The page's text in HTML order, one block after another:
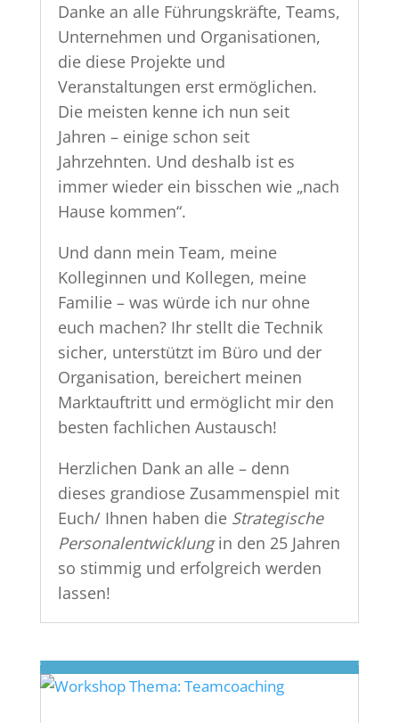
Danke an alle Führungskräfte, Teams,
Unternehmen und Organisationen,
die diese Projekte und
Veranstaltungen erst ermöglichen.
Die meisten kenne ich nun seit
Jahren – einige schon seit
Jahrzehnten. Und deshalb ist es
immer wieder ein bisschen wie „nach
Hause kommen“.
Und dann mein Team, meine
Kolleginnen und Kollegen, meine
Familie – was würde ich nur ohne
euch machen? Ihr stellt die Technik
sicher, unterstützt im Büro und der
Organisation, bereichert meinen
Marktauftritt und ermöglicht mir den
besten fachlichen Austausch!
Herzlichen Dank an alle – denn
dieses grandiose Zusammenspiel mit
Euch/ Ihnen haben die Strategische
Personalentwicklungin den 25 Jahren
so stimmig und erfolgreich werden
lassen!